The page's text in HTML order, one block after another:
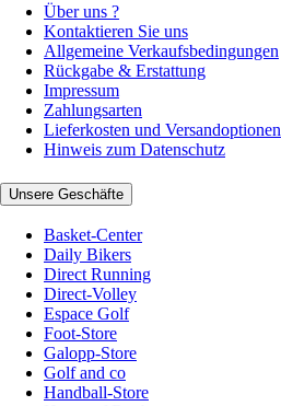
Über uns ?
Kontaktieren Sie uns
Allgemeine Verkaufsbedingungen
Rückgabe & Erstattung
Impressum
Zahlungsarten
Lieferkosten und Versandoptionen
Hinweis zum Datenschutz
Unsere Geschäfte
Basket-Center
Daily Bikers
Direct Running
Direct-Volley
Espace Golf
Foot-Store
Galopp-Store
Golf and co
Handball-Store